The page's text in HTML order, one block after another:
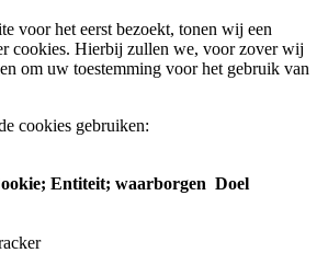
voor het eerst bezoekt, tonen wij een
cookies. Hierbij zullen we, voor zover wij
om uw toestemming voor het gebruik van
cookies gebruiken:
Entiteit; waarborgen Doel